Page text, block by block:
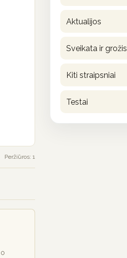
Peržiūros: 1
Aktualijos
Sveikata ir grožis
Kiti straipsniai
Testai